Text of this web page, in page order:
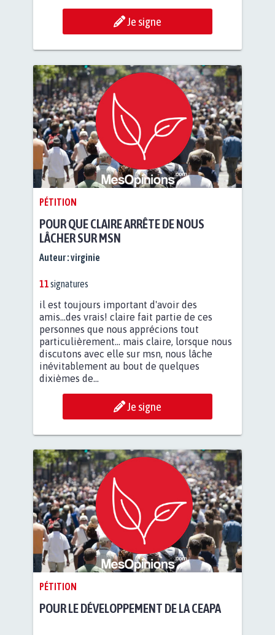
Je signe
PÉTITION
POUR QUE CLAIRE ARRÊTE DE NOUS
LÂCHER SUR MSN
Auteur :virginie
11 signatures
il est toujours important d'avoir des
amis...des vrais! claire fait partie de ces
personnes que nous apprécions tout
particulièrement... mais claire, lorsque nous
discutons avec elle sur msn, nous lâche
inévitablement au bout de quelques
dixièmes de...
Je signe
PÉTITION
POUR LE DÉVELOPPEMENT DE LA CEAPA